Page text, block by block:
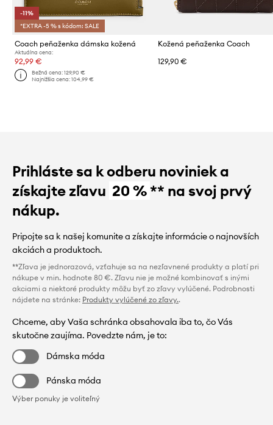
-11%
*EXTRA -5 % s kódom: SALE
Coach peňaženka dámska kožená
Aktuálna cena:
92,99 €
Bežná cena:129,90 €
Najnižšia cena:104,99 €
Kožená peňaženka Coach
129,90 €
Prihláste sa k odberu noviniek a
získajte zľavu 20 %** na svoj prvý
nákup.
Pripojte sa k našej komunite a získajte informácie o najnovších
akciách a produktoch.
**Zľava je jednorazová, vzťahuje sa na nezľavnené produkty a platí pri
nákupe v min. hodnote 80 €. Zľavu nie je možné kombinovať s inými
akciami a niektoré produkty môžu byť zo zľavy vylúčené. Podrobnosti
nájdete na stránke: Produkty vylúčené zo zľavy..
Chceme, aby Vaša schránka obsahovala iba to, čo Vás
skutočne zaujíma. Povedzte nám, je to:
Dámska móda
Pánska móda
Výber ponuky je voliteľný